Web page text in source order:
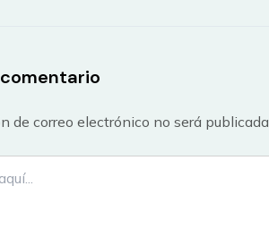
de correo electrónico no será publicada.